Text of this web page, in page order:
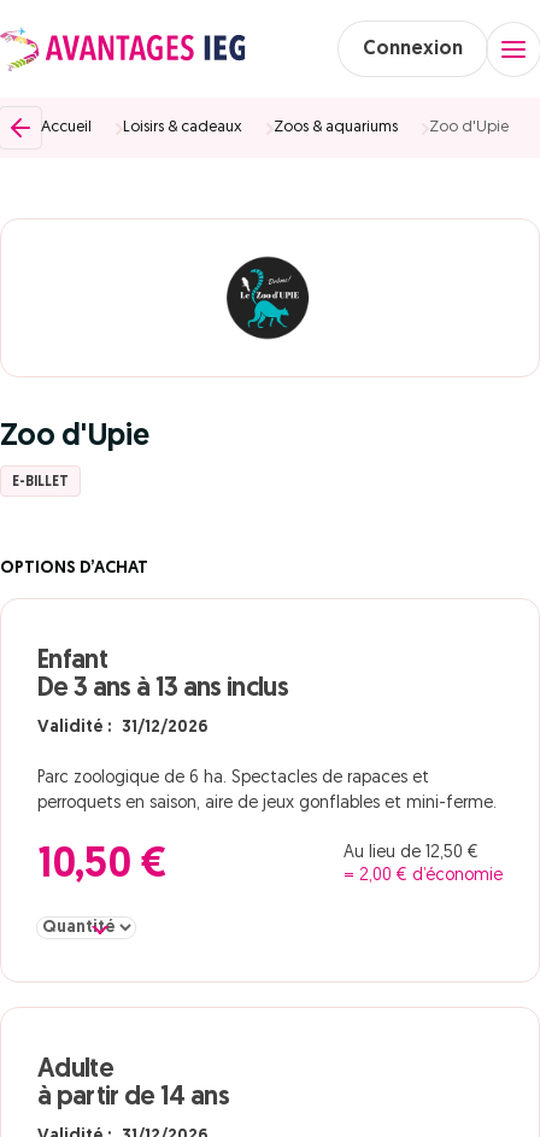
Connexion
Accueil Loisirs & cadeaux Zoos & aquariums Zoo d'Upie
Zoo d'Upie
E-BILLET
OPTIONS D’ACHAT
Enfant
De 3 ans à 13 ans inclus
Validité : 31/12/2026
Parc zoologique de 6 ha. Spectacles de rapaces et
perroquets en saison, aire de jeux gonflables et mini-ferme.
10,50 €
Au lieu de 12,50 €
= 2,00 € d’économie
Sélectionner la quantité pour Enfant De 3 ans à 13 ans inclus
Adulte
à partir de 14 ans